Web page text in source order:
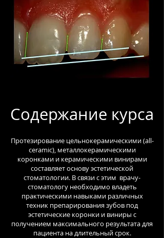
Содержание курса
Протезирование цельнокерамическими (all-
ceramic), металлокерамическими
коронками и керамическими винирами
составляет основу эстетической
стоматологии. В связи с этим врачу-
стоматологу необходимо владеть
практическими навыками различных
техник препарирования зубов под
эстетические коронки и виниры с
получением максимального результата для
пациента на длительный срок.